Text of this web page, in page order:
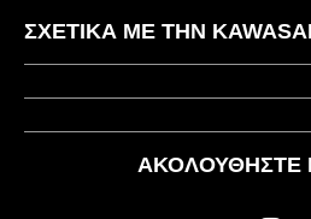
ΑΚΟΛΟΥΘΉΣΤΕ
Επικοινωνήστε μαζί μας
Χρήσιμοι Σύνδεσμοι
ΣΧΕΤΙΚΆ ΜΕ ΤΗΝ
Εταιρεία